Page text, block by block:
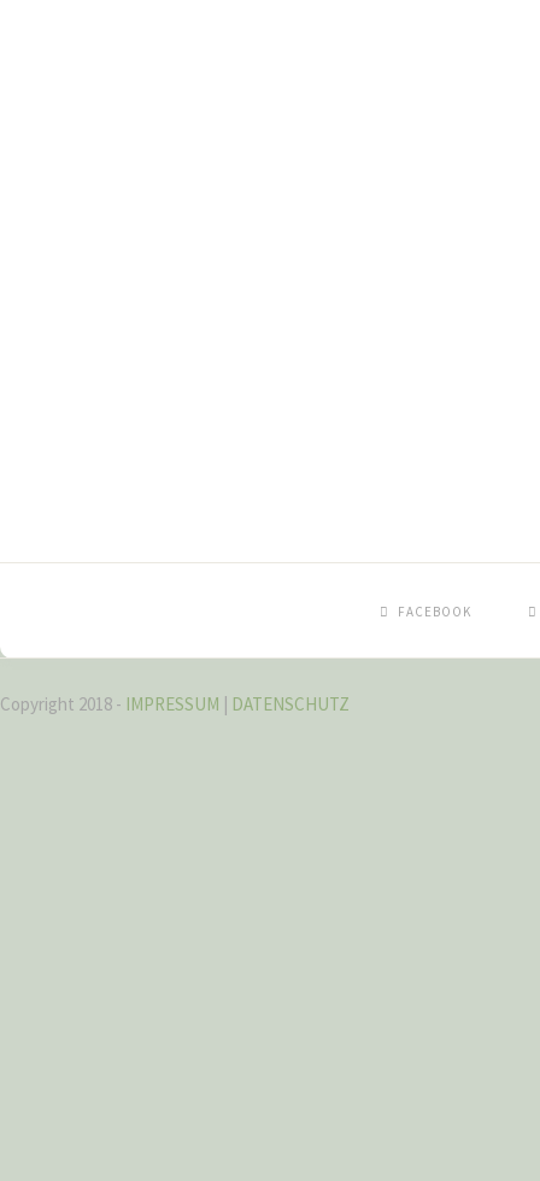
FACEBOOK
Copyright 2018 - IMPRESSUM | DATENSCHUTZ